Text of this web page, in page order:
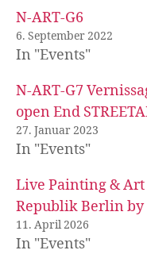
N-ART-G6
6. September 2022
In "Events"
N-ART-G7
open End
27. Januar 2023
In "Events"
Live Painting &
Republik Berlin
11. April 2026
In "Events"